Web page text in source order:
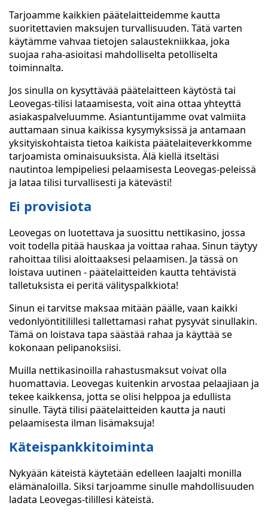
Tarjoamme kaikkien päätelaitteidemme kautta
suoritettavien maksujen turvallisuuden. Tätä varten
käytämme vahvaa tietojen salaustekniikkaa, joka
suojaa raha-asioitasi mahdolliselta petolliselta
toiminnalta.
Jos sinulla on kysyttävää päätelaitteen käytöstä tai
Leovegas-tilisi lataamisesta, voit aina ottaa yhteyttä
asiakaspalveluumme. Asiantuntijamme ovat valmiita
auttamaan sinua kaikissa kysymyksissä ja antamaan
yksityiskohtaista tietoa kaikista päätelaiteverkkomme
tarjoamista ominaisuuksista. Älä kiellä itseltäsi
nautintoa lempipeliesi pelaamisesta Leovegas-peleissä
ja lataa tilisi turvallisesti ja kätevästi!
Ei provisiota
Leovegas on luotettava ja suosittu nettikasino, jossa
voit todella pitää hauskaa ja voittaa rahaa. Sinun täytyy
rahoittaa tilisi aloittaaksesi pelaamisen. Ja tässä on
loistava uutinen - päätelaitteiden kautta tehtävistä
talletuksista ei peritä välityspalkkiota!
Sinun ei tarvitse maksaa mitään päälle, vaan kaikki
vedonlyöntitilillesi tallettamasi rahat pysyvät sinullakin.
Tämä on loistava tapa säästää rahaa ja käyttää se
kokonaan pelipanoksiisi.
Muilla nettikasinoilla rahastusmaksut voivat olla
huomattavia. Leovegas kuitenkin arvostaa pelaajiaan ja
tekee kaikkensa, jotta se olisi helppoa ja edullista
sinulle. Täytä tilisi päätelaitteiden kautta ja nauti
pelaamisesta ilman lisämaksuja!
Käteispankkitoiminta
Nykyään käteistä käytetään edelleen laajalti monilla
elämänaloilla. Siksi tarjoamme sinulle mahdollisuuden
ladata Leovegas-tilillesi käteistä.